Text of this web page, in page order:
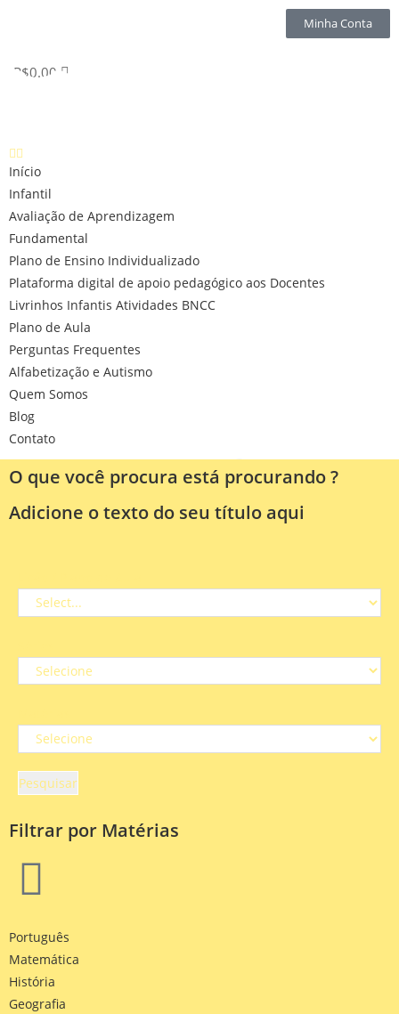
Minha Conta
R$0.00
Início
Infantil
Avaliação de Aprendizagem
Fundamental
Plano de Ensino Individualizado
Plataforma digital de apoio pedagógico aos Docentes
Livrinhos Infantis Atividades BNCC
Plano de Aula
Perguntas Frequentes
Alfabetização e Autismo
Quem Somos
Blog
Contato
O que você procura está procurando ?
Adicione o texto do seu título aqui
Pesquisar
Filtrar por Matérias
Português
Matemática
História
Geografia